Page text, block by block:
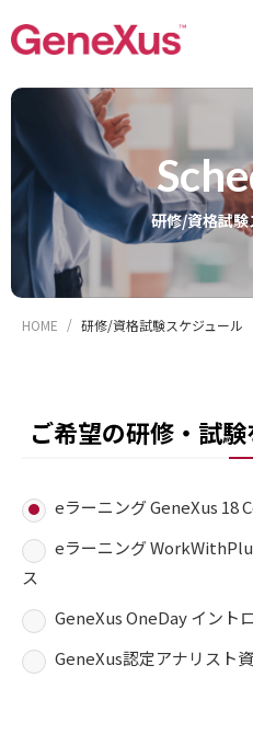
研修/資格試
HOME 研修/資格試験スケジュール
ご希望の研修・試
eラーニング GeneXus 18
eラーニング
ス
GeneXus OneDay イント
GeneXus認定アナリスト